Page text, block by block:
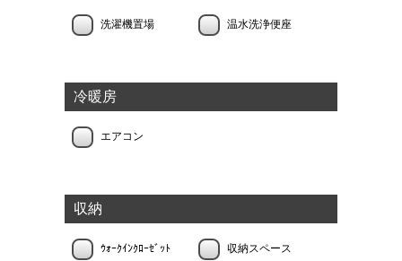
洗濯機置場 温水洗浄便座
冷暖房
エアコン
収納
ｳｫｰｸｲﾝｸﾛｰｾﾞｯﾄ 収納スペース